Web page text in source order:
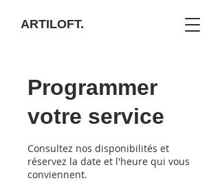
ARTILOFT.
Programmer
votre service
Consultez nos disponibilités et
réservez la date et l'heure qui vous
conviennent.